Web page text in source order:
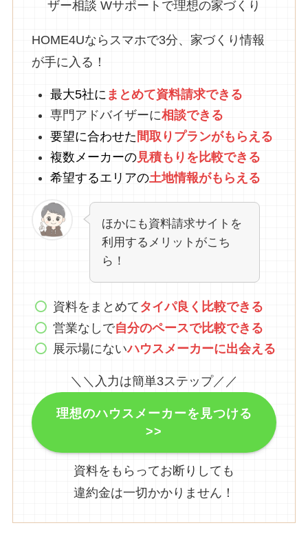
HOME4Uならスマホで3分、家づくり情報
が手に入る！
最大5社に まとめて資料請求できる
専門アドバイザーに相談できる
要望に合わせた 間取りプランがもらえる
複数メーカーの見積もりを比較できる
希望するエリアの土地情報がもらえる
ほかにも資料請求サイトを
利用するメリットがこち
ら！
資料をまとめて タイパ良く比較できる
営業なしで自分のペースで比較できる
展示場にないハウスメーカーに出会える
＼＼入力は簡単3ステップ／／
理想のハウスメーカーを見つける
>>
資料をもらってお断りしても
違約金は一切かかりません！